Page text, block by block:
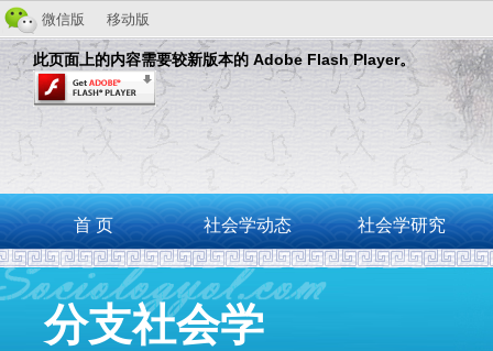
微信版 移动版
此页面上的内容需要较新版本的 Adobe Flash Player。
首 页 社会学动态 社会学研究
分支社会学